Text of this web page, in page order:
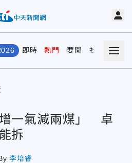
即時 熱門 要聞 社會 娛樂
一氣減兩煤」 卓
拆
李培睿